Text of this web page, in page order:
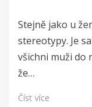
Stejně jako u
stereotypy. Je
všichni muži do
že…
Číst více